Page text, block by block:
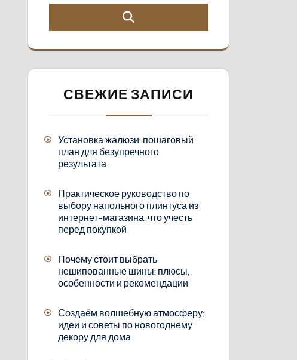
СВЕЖИЕ ЗАПИСИ
Установка жалюзи: пошаговый
план для безупречного
результата
Практическое руководство по
выбору напольного плинтуса из
интернет-магазина: что учесть
перед покупкой
Почему стоит выбрать
нешипованные шины: плюсы,
особенности и рекомендации
Создаём волшебную атмосферу:
идеи и советы по новогоднему
декору для дома